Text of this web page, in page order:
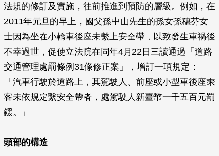
法規的修訂及實施，往前推進到預防的層級。例如，在
2011年元旦的早上，國父孫中山先生的孫女孫穗芬女
士因為坐在小轎車後座未繫上安全帶，以致發生車禍後
不幸過世，促使立法院在同年4月22日三讀通過「道路
交通管理處罰條例31條修正案」，增訂一項規定：
「汽車行駛於道路上，其駕駛人、前座或小型車後座乘
客未依規定繫安全帶者，處駕駛人新臺幣一千五百元罰
鍰。」
頭部的構造